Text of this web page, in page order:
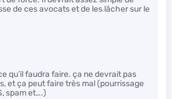
de ces avocats et de les lâcher sur le
qu’il faudra faire. ça ne devrait pas
et ça peut faire très mal (pourrissage
spam et….)